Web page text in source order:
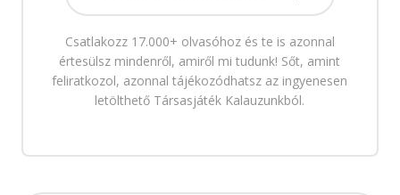
Csatlakozz 17.000+ olvasóhoz és te is azonnal
értesülsz mindenről, amiről mi tudunk! Sőt, amint
feliratkozol, azonnal tájékozódhatsz az ingyenesen
letölthető Társasjáték Kalauzunkból.